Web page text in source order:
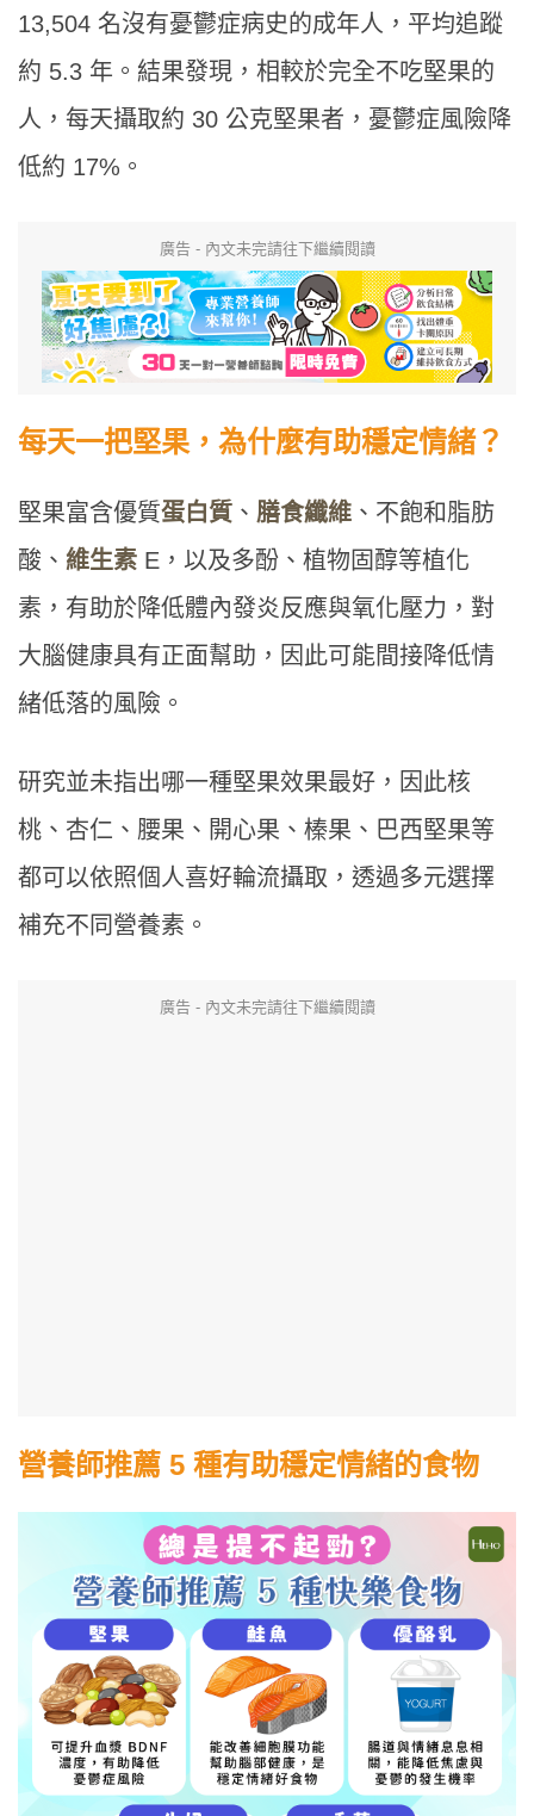
13,504 名沒有憂鬱症病史的成年人，平均追蹤
約 5.3 年。結果發現，相較於完全不吃堅果的
人，每天攝取約 30 公克堅果者，憂鬱症風險降
低約 17%。
廣告 - 內文未完請往下繼續閱讀
每天一把堅果，為什麼有助穩定情緒？
堅果富含優質蛋白質 、 膳食纖維 、不飽和脂肪
酸、 維生素 E，以及多酚、植物固醇等植化
素，有助於降低體內發炎反應與氧化壓力，對
大腦健康具有正面幫助，因此可能間接降低情
緒低落的風險。
研究並未指出哪一種堅果效果最好，因此核
桃、杏仁、腰果、開心果、榛果、巴西堅果等
都可以依照個人喜好輪流攝取，透過多元選擇
補充不同營養素。
廣告 - 內文未完請往下繼續閱讀
營養師推薦 5 種有助穩定情緒的食物